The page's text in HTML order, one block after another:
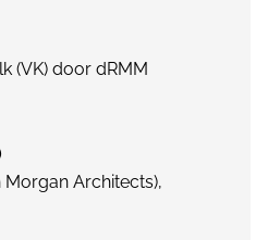
(VK) door dRMM
Morgan Architects),